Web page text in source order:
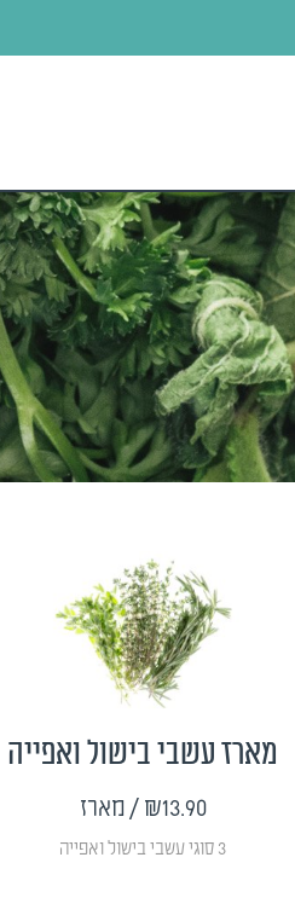
מארז עשבי בישול ואפייה
₪13.90 / מארז
3 סוגי עשבי בישול ואפייה